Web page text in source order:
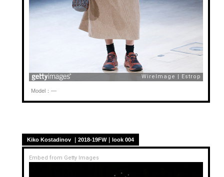
Model：—
Kiko Kostadinov ｜2018-19FW｜look 004
Embed from Getty Images